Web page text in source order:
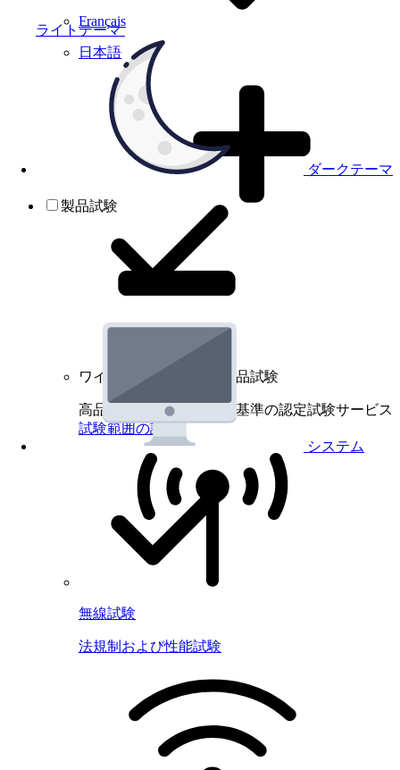
ライトテーマ
ダークテーマ
システム
Français
日本語
製品試験
ワイヤレスデバイスの製品試験
高品質規格に基づく国際基準の認定試験サービス
試験範囲の詳細
無線試験
法規制および性能試験